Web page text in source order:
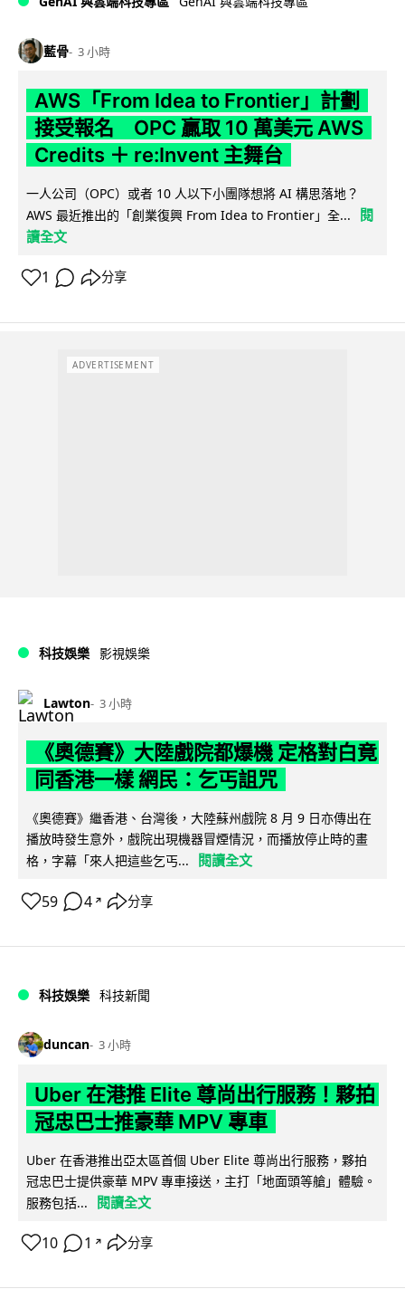
藍骨 3 小時
AWS「From Idea to Frontier」計劃
接受報名 OPC 贏取 10 萬美元 AWS
Credits ＋ re:Invent 主舞台
一人公司（OPC）或者 10 人以下小團隊想將 AI 構思落地？
AWS 最近推出的「創業復興 From Idea to Frontier」全...
閱
讀全文
1 分享
ADVERTISEMENT
科技娛樂 影視娛樂
Lawton 3 小時
《奧德賽》大陸戲院都爆機 定格對白竟
同香港一樣 網民：乞丐詛咒
《奧德賽》繼香港、台灣後，大陸蘇州戲院 8 月 9 日亦傳出在
播放時發生意外，戲院出現機器冒煙情況，而播放停止時的畫
格，字幕「來人把這些乞丐...
閱讀全文
59 4 ↗ 分享
科技娛樂 科技新聞
duncan 3 小時
Uber 在港推 Elite 尊尚出行服務！夥拍
冠忠巴士推豪華 MPV 專車
Uber 在香港推出亞太區首個 Uber Elite 尊尚出行服務，夥拍
冠忠巴士提供豪華 MPV 專車接送，主打「地面頭等艙」體驗。
服務包括...
閱讀全文
10 1 ↗ 分享